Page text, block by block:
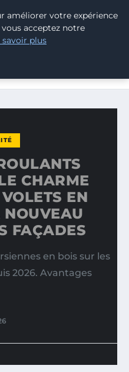
BLOG
: LE CHARME
CHARME
EN
NOUVEAU
FAÇADES
en bois sur les
2026. Avantages
améliorer votre expérience
acceptez notre
savoir plus